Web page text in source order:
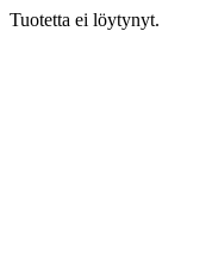
Tuotetta ei löytynyt.